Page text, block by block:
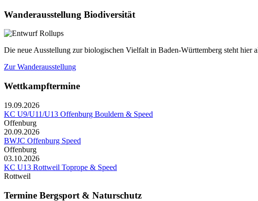
Wanderausstellung Biodiversität
Die neue Ausstellung zur biologischen Vielfalt in Baden-Württemberg steht hier
Zur Wanderausstellung
Wettkampftermine
19.09.2026
KC U9/U11/U13 Offenburg Bouldern & Speed
Offenburg
20.09.2026
BWJC Offenburg Speed
Offenburg
03.10.2026
KC U13 Rottweil Toprope & Speed
Rottweil
Termine Bergsport & Naturschutz